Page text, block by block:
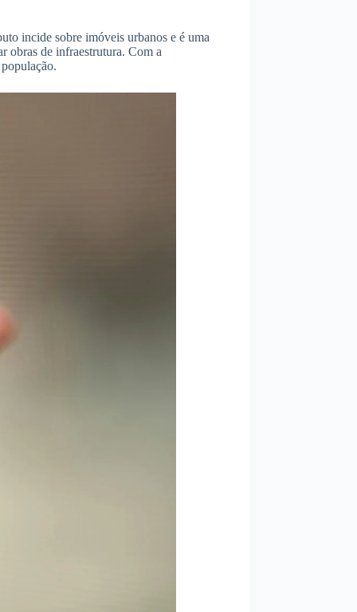
incide sobre imóveis urbanos e é uma
obras de infraestrutura. Com a